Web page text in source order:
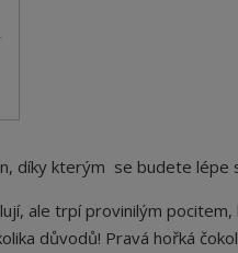
díky kterým se budete lépe
ale trpí provinilým
důvodů! Pravá hořká